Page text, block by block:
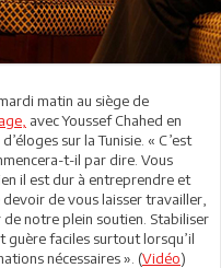
matin au siège de
avec Youssef Chahed en
sur la Tunisie. « C’est
t-il par dire. Vous
il est dur à entreprendre et
de vous laisser travailler,
notre plein soutien. Stabiliser
guère faciles surtout lorsqu’il
nécessaires ». (Vidéo)